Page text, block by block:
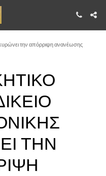
την απόρριψη ανανέωσης
ΤΗΝ